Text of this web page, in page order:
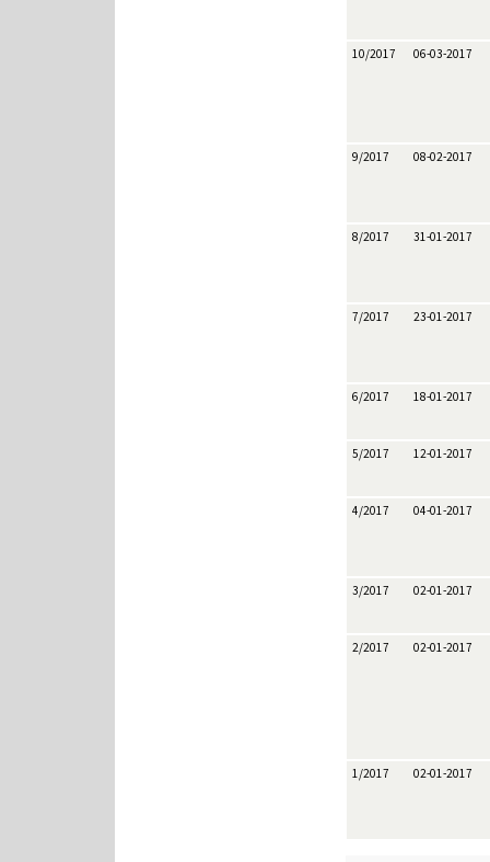
10/2017 06-03-2017
9/2017 08-02-2017
8/2017 31-01-2017
7/2017 23-01-2017
6/2017 18-01-2017
5/2017 12-01-2017
4/2017 04-01-2017
3/2017 02-01-2017
2/2017 02-01-2017
1/2017 02-01-2017